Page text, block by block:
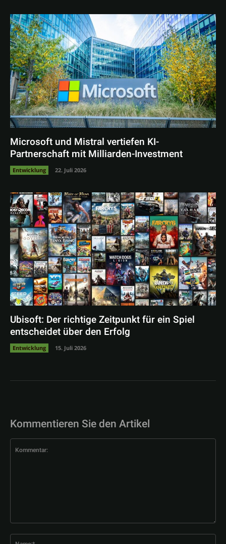
Microsoft und Mistral vertiefen KI-
Partnerschaft mit Milliarden-Investment
Entwicklung 22. Juli 2026
Ubisoft: Der richtige Zeitpunkt für ein Spiel
entscheidet über den Erfolg
Entwicklung 15. Juli 2026
Kommentieren Sie den Artikel